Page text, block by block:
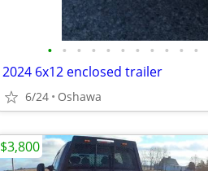
• • • • • • • • • • •
2024 6x12 enclosed trailer
6/24 Oshawa
$3,800